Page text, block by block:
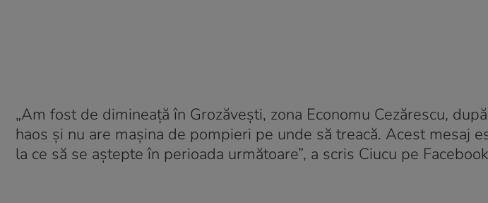
„Am fost de dimineață în Grozăvești, zona Economu Cezărescu,
haos și nu are mașina de pompieri pe unde să treacă. Acest mesaj
la ce să se aștepte în perioada următoare”, a scris Ciucu pe